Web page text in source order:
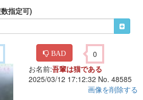
指定可)
BAD 0
お名前:吾輩は猫である
2025/03/12 17:12:32 No. 48585
画像を削除する